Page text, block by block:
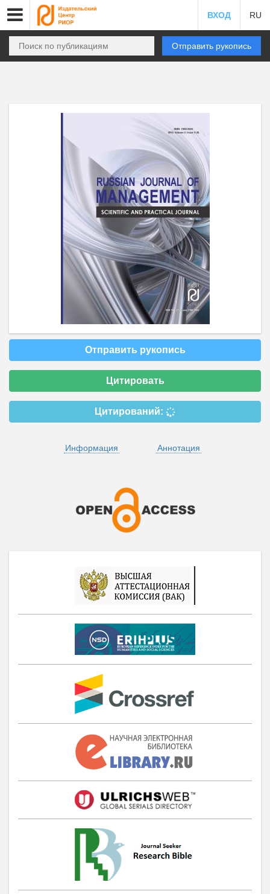
ВХОД RU
Отправить рукопись
Отправить рукопись
Цитировать
Цитирований:
Информация Аннотация